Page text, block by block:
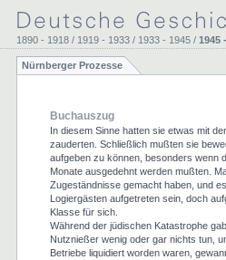
1890 - 1918 / 1919 - 1933 / 1933 - 1945 / 1945
Nürnberger Prozesse
Buchauszug
In diesem Sinne hatten sie etwas mit
zauderten. Schließlich mußten sie
aufgeben zu können, besonders wenn
Monate ausgedehnt werden mußten.
Zugeständnisse gemacht haben, und
Logiergästen aufgetreten sein, doch
Klasse für sich.
Während der jüdischen Katastrophe
Nutznießer wenig oder gar nichts tun,
Betriebe liquidiert worden waren,